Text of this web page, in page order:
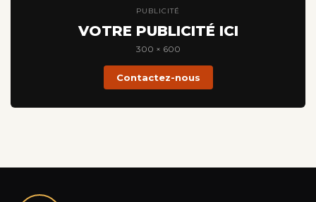
PUBLICITÉ
VOTRE PUBLICITÉ ICI
300 × 600
Contactez-nous